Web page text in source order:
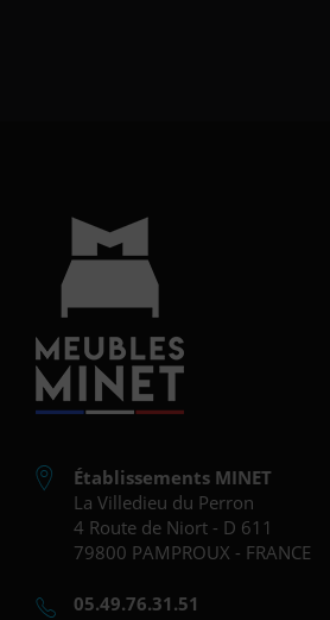
Établissements MINET
La Villedieu du Perron
4 Route de Niort - D 611
79800 PAMPROUX - FRANCE
05.49.76.31.51